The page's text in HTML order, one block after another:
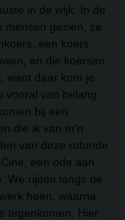
in de wijk. In de
mensen gezien, ze
een koers
en die koersen
want daar kom je
vooral van belang
bij een
die ik van m'n
van deze rotonde
een ode aan
We rijden langs de
heen, waarna
tegenkomen. Hier